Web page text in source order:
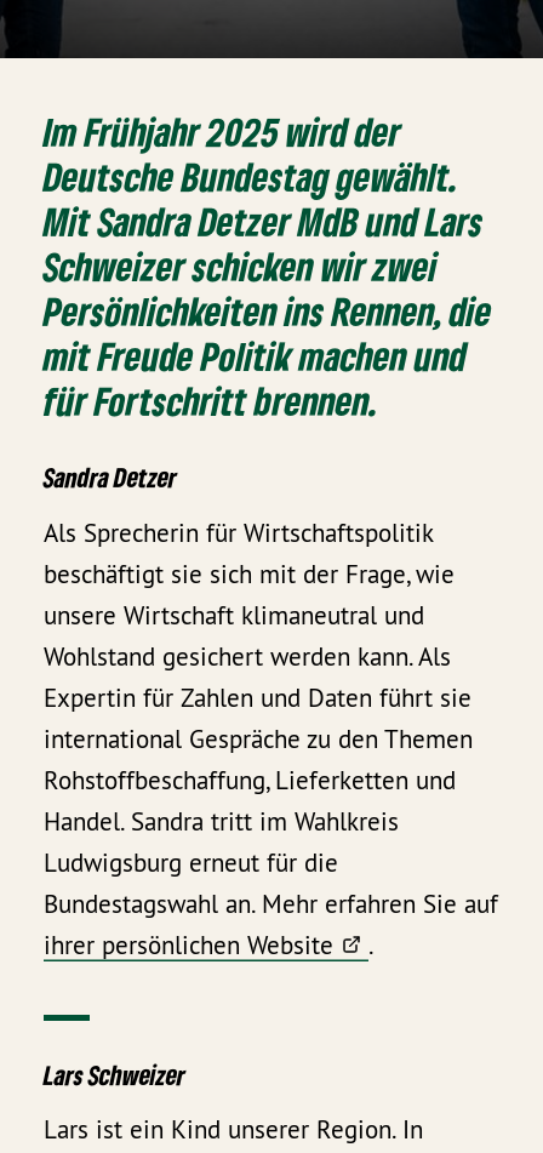
Im Frühjahr 2025 wird der
Deutsche Bundestag gewählt.
Mit Sandra Detzer MdB und Lars
Schweizer schicken wir zwei
Persönlichkeiten ins Rennen, die
mit Freude Politik machen und
für Fortschritt brennen.
Sandra Detzer
Als Sprecherin für Wirtschaftspolitik
beschäftigt sie sich mit der Frage, wie
unsere Wirtschaft klimaneutral und
Wohlstand gesichert werden kann. Als
Expertin für Zahlen und Daten führt sie
international Gespräche zu den Themen
Rohstoffbeschaffung, Lieferketten und
Handel. Sandra tritt im Wahlkreis
Ludwigsburg erneut für die
Bundestagswahl an. Mehr erfahren Sie auf
ihrer persönlichen Website
.
Lars Schweizer
Lars ist ein Kind unserer Region. In